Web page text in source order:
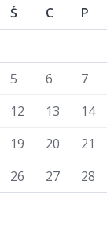
Ś C P
5 6 7
12 13 14
19 20 21
26 27 28